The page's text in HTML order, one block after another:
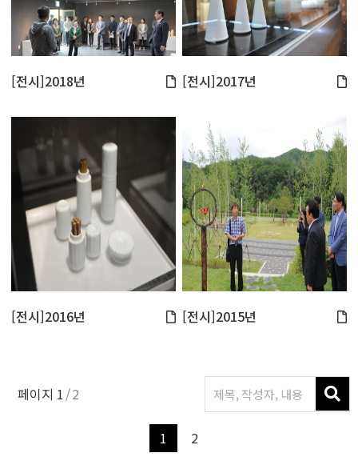
[전시]2018년 [전시]2017년
[전시]2016년 [전시]2015년
페이지 1 2
1 2